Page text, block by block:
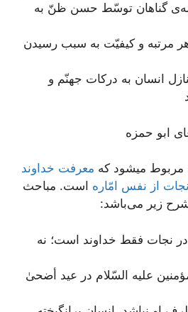
گناهان توسّط حسن ظنّ به
هر مرتبه و کیفیّت به سبب رسیدن
انسان به درکات جهنّم و
ابو حمزه
مربوط میشود که معرفت خداوند
نجات از نفس امّاره است. مباحث
زیر می‌باشد:
در نجات فقط خداوند است؛ نه
علیه السّلام در عید أضحیٰ‌